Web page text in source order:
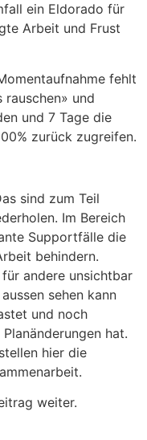
ein Eldorado für
Arbeit und Frust
fehlt
und
und 7 Tage die
zurück zugreifen.
sind zum Teil
Im Bereich
Supportfälle die
behindern.
andere unsichtbar
sehen kann
und noch
hat.
hier die
weiter.